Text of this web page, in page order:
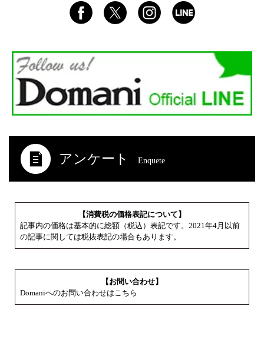
アンケート Enquete
【消費税の価格表記について】
記事内の価格は基本的に総額（税込）表記です。2021年4月以前
の記事に関しては税抜表記の場合もあります。
【お問い合わせ】
Domaniへのお問い合わせはこちら